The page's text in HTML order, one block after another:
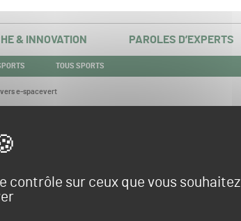
contrôle sur ceux que vous souhaitez
& INNOVATION PAROLES D’EXPERTS
TOUS SPORTS
e-spacevert
e-spacevert